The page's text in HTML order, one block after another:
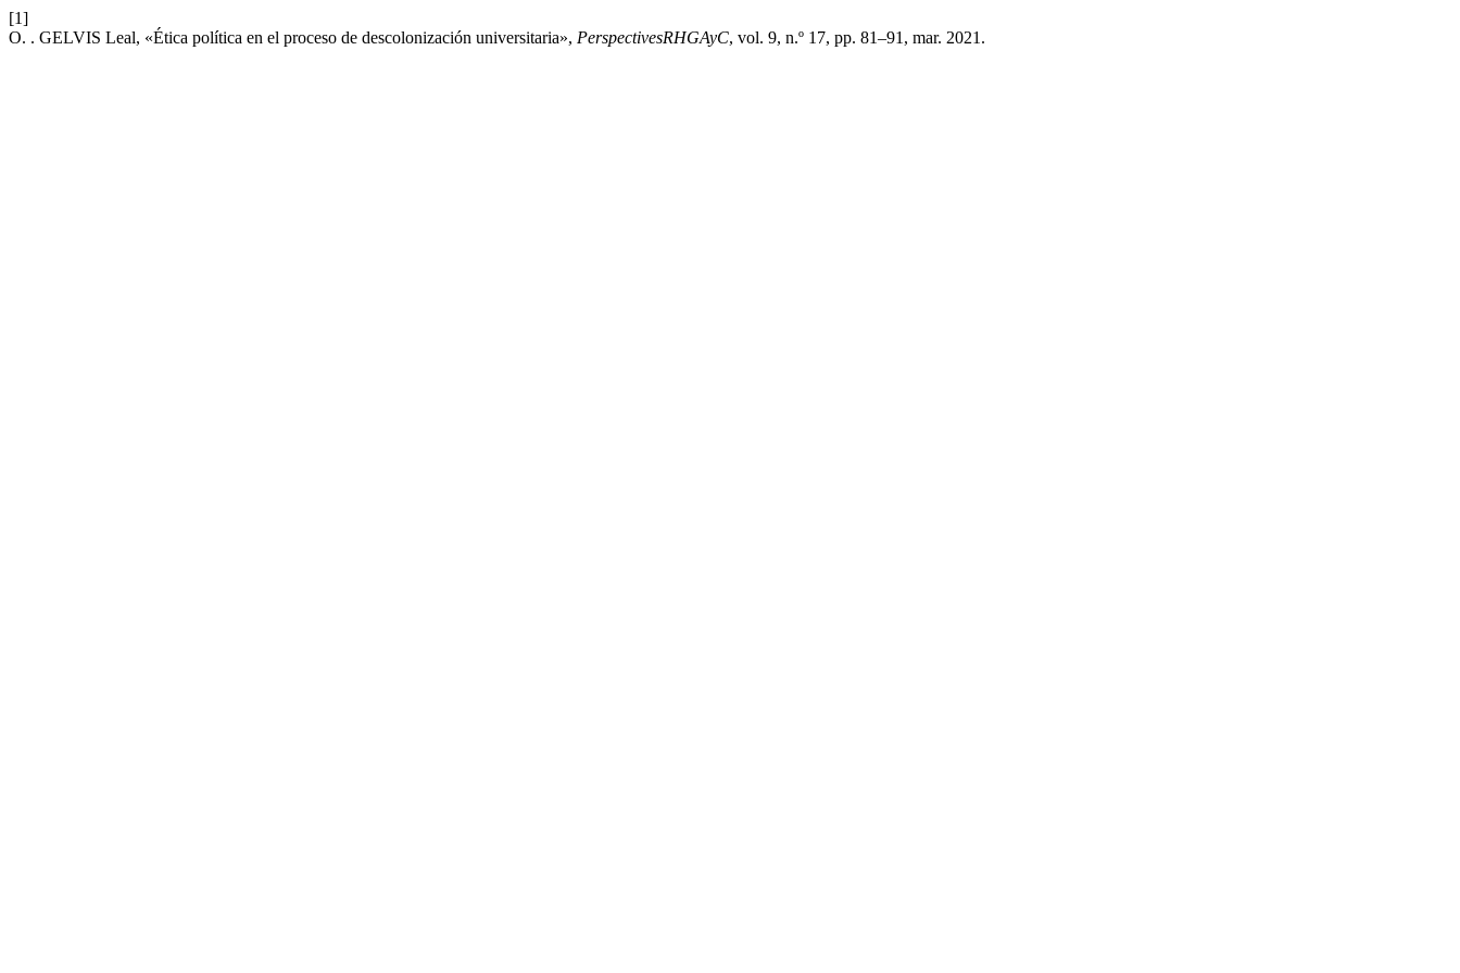
[1]
O. . GELVIS Leal, «Ética política en el proceso de descolonización universitaria», PerspectivesRHGAyC, vol. 9, n.º 17, pp. 81–91, mar. 2021.